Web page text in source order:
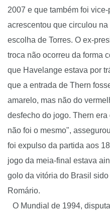
2007 e que também foi vice-
acrescentou que circulou
escolha de Torres. O ex-
troca não ocorreu da forma
que Havelange estava por
que a entrada de Thern
amarelo, mas não do
desfecho do jogo. Thern era
não foi o mesmo", assegurou
foi expulso da partida aos
jogo da meia-final estava
golo da vitória do Brasil
Romário.
O Mundial de 1994,